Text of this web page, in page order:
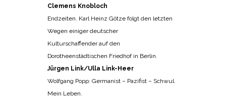
Clemens Knobloch
Endzeiten. Karl Heinz Götze folgt den letzten
Wegen einiger deutscher
Kulturschaffender auf den
Dorotheenstädtischen Friedhof in Berlin.
Jürgen Link/Ulla Link-Heer
Wolfgang Popp: Germanist – Pazifist – Schwul.
Mein Leben.